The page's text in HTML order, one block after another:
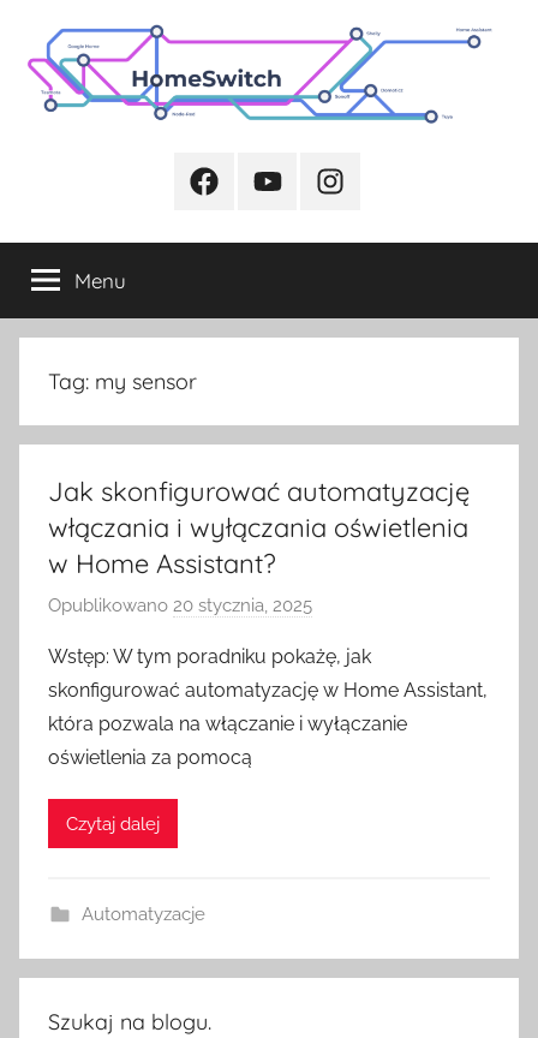
treści
FacebookYoutubeInstagram
Menu
Tag: my sensor
Jak skonfigurować automatyzację
włączania i wyłączania oświetlenia
w Home Assistant?
Opublikowano 20 stycznia, 2025
z
e
z
t
Wstęp: W tym poradniku pokażę, jak
skonfigurować automatyzację w Home Assistant,
która pozwala na włączanie i wyłączanie
oświetlenia za pomocą
Czytaj dalej
Automatyzacje
Szukaj na blogu.